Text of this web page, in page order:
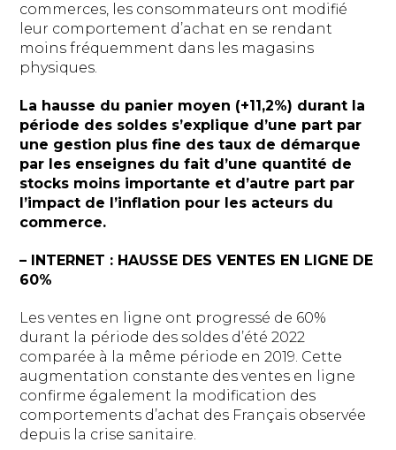
commerces, les consommateurs ont modifié
leur comportement d’achat en se rendant
moins fréquemment dans les magasins
physiques.
La hausse du panier moyen (+11,2%) durant la
période des soldes s’explique d’une part par
une gestion plus fine des taux de démarque
par les enseignes du fait d’une quantité de
stocks moins importante et d’autre part par
l’impact de l’inflation pour les acteurs du
commerce.
– INTERNET : HAUSSE DES VENTES EN LIGNE DE
60%
Les ventes en ligne ont progressé de 60%
durant la période des soldes d’été 2022
comparée à la même période en 2019. Cette
augmentation constante des ventes en ligne
confirme également la modification des
comportements d’achat des Français observée
depuis la crise sanitaire.